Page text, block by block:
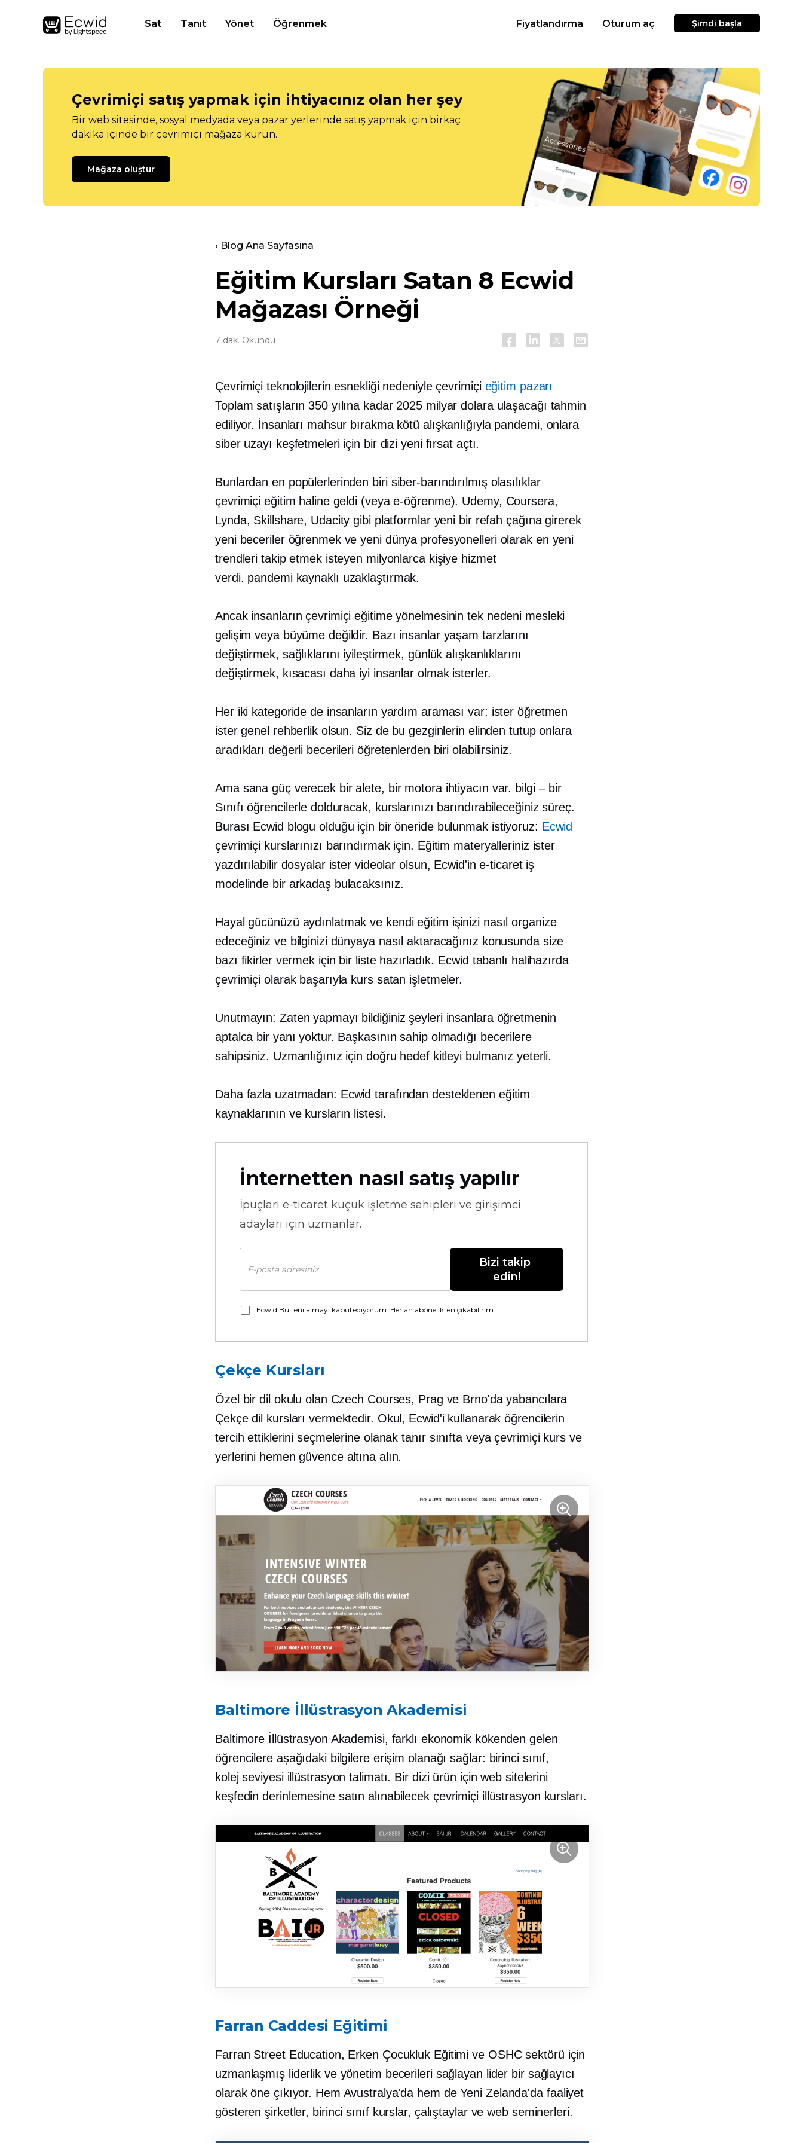
Sat Tanıt Yönet Öğrenmek Fiyatlandırma Oturum aç Şimdi başla
Çevrimiçi satış yapmak için ihtiyacınız olan her şey
Bir web sitesinde, sosyal medyada veya pazar yerlerinde satış yapmak için birkaç
dakika içinde bir çevrimiçi mağaza kurun.
Mağaza oluştur
‹ Blog Ana Sayfasına
Eğitim Kursları Satan 8 Ecwid
Mağazası Örneği
7 dak. Okundu
Çevrimiçi teknolojilerin esnekliği nedeniyle çevrimiçi eğitim pazarı
Toplam satışların 350 yılına kadar 2025 milyar dolara ulaşacağı tahmin
ediliyor. İnsanları mahsur bırakma kötü alışkanlığıyla pandemi, onlara
siber uzayı keşfetmeleri için bir dizi yeni fırsat açtı.
Bunlardan en popülerlerinden biri siber-barındırılmışolasılıklar
çevrimiçi eğitim haline geldi (veyae-öğrenme). Udemy, Coursera,
Lynda, Skillshare, Udacity gibi platformlar yeni bir refah çağına girerek
yeni beceriler öğrenmek ve yeni dünya profesyonelleri olarak en yeni
trendleri takip etmek isteyen milyonlarca kişiye hizmet
verdi. pandemi kaynaklı uzaklaştırmak.
Ancak insanların çevrimiçi eğitime yönelmesinin tek nedeni mesleki
gelişim veya büyüme değildir. Bazı insanlar yaşam tarzlarını
değiştirmek, sağlıklarını iyileştirmek, günlük alışkanlıklarını
değiştirmek, kısacası daha iyi insanlar olmak isterler.
Her iki kategoride de insanların yardım araması var: ister öğretmen
ister genel rehberlik olsun. Siz de bu gezginlerin elinden tutup onlara
aradıkları değerli becerileri öğretenlerden biri olabilirsiniz.
Ama sana güç verecek bir alete, bir motora ihtiyacın var. bilgi – bir
Sınıfı öğrencilerle dolduracak, kurslarınızı barındırabileceğiniz süreç.
Burası Ecwid blogu olduğu için bir öneride bulunmak istiyoruz: Ecwid
çevrimiçi kurslarınızı barındırmak için. Eğitim materyalleriniz ister
yazdırılabilir dosyalar ister videolar olsun, Ecwid'in e-ticaret iş
modelinde bir arkadaş bulacaksınız.
Hayal gücünüzü aydınlatmak ve kendi eğitim işinizi nasıl organize
edeceğiniz ve bilginizi dünyaya nasıl aktaracağınız konusunda size
bazı fikirler vermek için bir liste hazırladık. Ecwid tabanlı halihazırda
çevrimiçi olarak başarıyla kurs satan işletmeler.
Unutmayın: Zaten yapmayı bildiğiniz şeyleri insanlara öğretmenin
aptalca bir yanı yoktur. Başkasının sahip olmadığı becerilere
sahipsiniz. Uzmanlığınız için doğru hedef kitleyi bulmanız yeterli.
Daha fazla uzatmadan: Ecwid tarafından desteklenen eğitim
kaynaklarının ve kursların listesi.
İnternetten nasıl satış yapılır
İpuçları e-ticaret küçük işletme sahipleri ve girişimci
adayları için uzmanlar.
Bizi takip
edin!
Ecwid Bülteni almayı kabul ediyorum. Her an abonelikten çıkabilirim.
Çekçe Kursları
Özel bir dil okulu olan Czech Courses, Prag ve Brno'da yabancılara
Çekçe dil kursları vermektedir. Okul, Ecwid'i kullanarak öğrencilerin
tercih ettiklerini seçmelerine olanak tanır sınıftaveya çevrimiçi kurs ve
yerlerini hemen güvence altına alın.
Baltimore İllüstrasyon Akademisi
Baltimore İllüstrasyon Akademisi, farklı ekonomik kökenden gelen
öğrencilere aşağıdaki bilgilere erişim olanağı sağlar: birinci sınıf,
kolej seviyesiillüstrasyon talimatı. Bir dizi ürün için web sitelerini
keşfedinderinlemesinesatın alınabilecek çevrimiçi illüstrasyon kursları.
Farran Caddesi Eğitimi
Farran Street Education, Erken Çocukluk Eğitimi ve OSHC sektörü için
uzmanlaşmış liderlik ve yönetim becerileri sağlayan lider bir sağlayıcı
olarak öne çıkıyor. Hem Avustralya'da hem de Yeni Zelanda'da faaliyet
gösteren şirketler, birinci sınıfkurslar, çalıştaylar ve web seminerleri.